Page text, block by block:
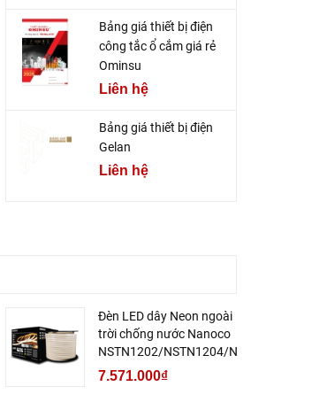
Bảng giá thiết bị điện
công tắc ổ cắm giá rẻ
Ominsu
Liên hệ
Bảng giá thiết bị điện
Gelan
Liên hệ
Đèn LED dây Neon ngoài
trời chống nước Nanoco
NSTN1202/NSTN1204/NSTN1206
7.571.000₫